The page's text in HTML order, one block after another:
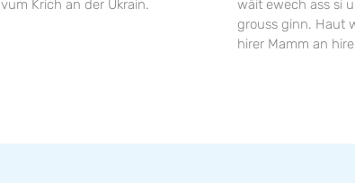
vum Krich an der Ukrain.
wäit ewech ass si
grouss ginn. Haut
hirer Mamm an